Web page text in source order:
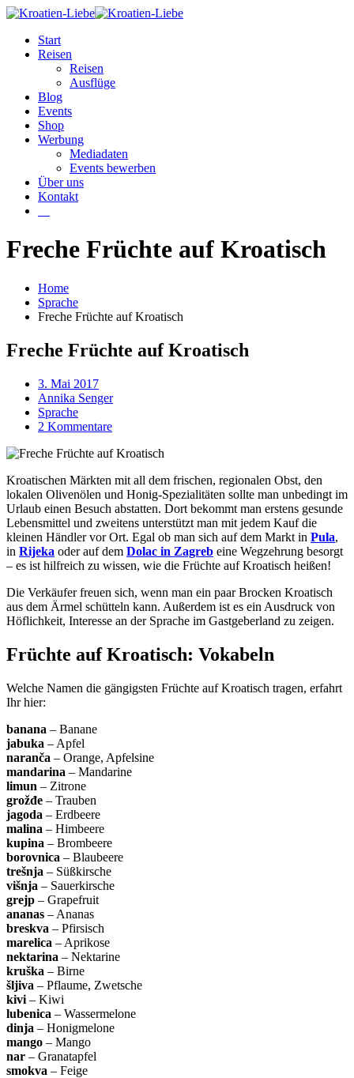
Start
Reisen
Reisen
Ausflüge
Blog
Events
Shop
Werbung
Mediadaten
Events bewerben
Über uns
Kontakt
Freche Früchte auf Kroatisch
Home
Sprache
Freche Früchte auf Kroatisch
Freche Früchte auf Kroatisch
3. Mai 2017
Annika Senger
Sprache
2 Kommentare
Kroatischen Märkten mit all dem frischen, regionalen Obst, den
lokalen Olivenölen und Honig-Spezialitäten sollte man unbedingt im
Urlaub einen Besuch abstatten. Dort bekommt man erstens gesunde
Lebensmittel und zweitens unterstützt man mit jedem Kauf die
kleinen Händler vor Ort. Egal ob man sich auf dem Markt in Pula,
in Rijeka oder auf dem Dolac in Zagreb eine Wegzehrung besorgt
– es ist hilfreich zu wissen, wie die Früchte auf Kroatisch heißen!
Die Verkäufer freuen sich, wenn man ein paar Brocken Kroatisch
aus dem Ärmel schütteln kann. Außerdem ist es ein Ausdruck von
Höflichkeit, Interesse an der Sprache im Gastgeberland zu zeigen.
Früchte auf Kroatisch: Vokabeln
Welche Namen die gängigsten Früchte auf Kroatisch tragen, erfahrt
Ihr hier:
banana – Banane
jabuka – Apfel
naranča – Orange, Apfelsine
mandarina – Mandarine
limun – Zitrone
grožđe – Trauben
jagoda – Erdbeere
malina – Himbeere
kupina – Brombeere
borovnica – Blaubeere
trešnja – Süßkirsche
višnja – Sauerkirsche
grejp – Grapefruit
ananas – Ananas
breskva – Pfirsisch
marelica – Aprikose
nektarina – Nektarine
kruška – Birne
šljiva – Pflaume, Zwetsche
kivi – Kiwi
lubenica – Wassermelone
dinja – Honigmelone
mango – Mango
nar – Granatapfel
smokva – Feige